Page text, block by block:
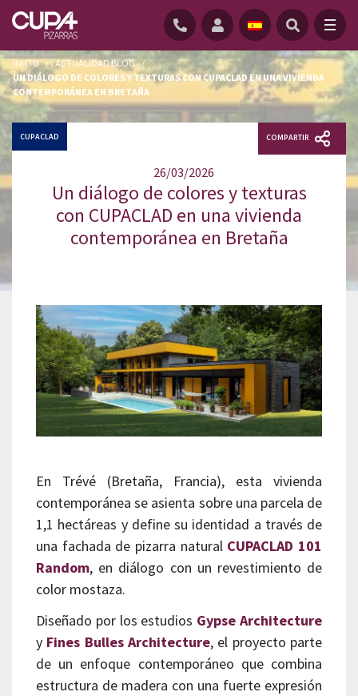
INICIO / ACTUALIDAD BLOG /
UN DIÁLOGO DE COLORES Y TEXTURAS CON CUPACLAD EN UNA VIVIENDA
CONTEMPORÁNEA EN BRETAÑA
CUPACLAD
26/03/2026
COMPARTIR
Un diálogo de colores y texturas
con CUPACLAD en una vivienda
contemporánea en Bretaña
En Trévé (Bretaña, Francia), esta vivienda
contemporánea se asienta sobre una parcela de
1,1 hectáreas y define su identidad a través de
una fachada de pizarra natural CUPACLAD 101
Random, en diálogo con un revestimiento de
color mostaza.
Diseñado por los estudios Gypse Architecture
y Fines Bulles Architecture, el proyecto parte
de un enfoque contemporáneo que combina
estructura de madera con una fuerte expresión